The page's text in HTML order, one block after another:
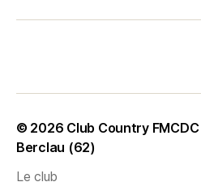
© 2026 Club Country
Berclau (62)
Le club